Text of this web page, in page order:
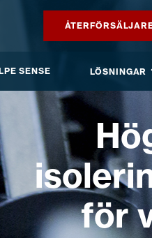
SENSE LÖSNINGAR
för